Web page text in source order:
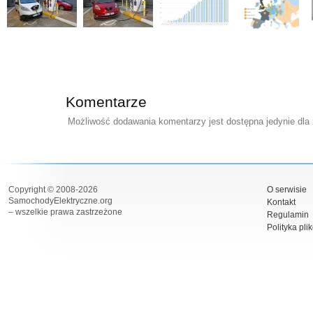
Komentarze
Możliwość dodawania komentarzy jest dostępna jedynie
Copyright © 2008-2026
SamochodyElektryczne.org
– wszelkie prawa zastrzeżone
O serwisie
Kontakt
Regulamin
Polityka